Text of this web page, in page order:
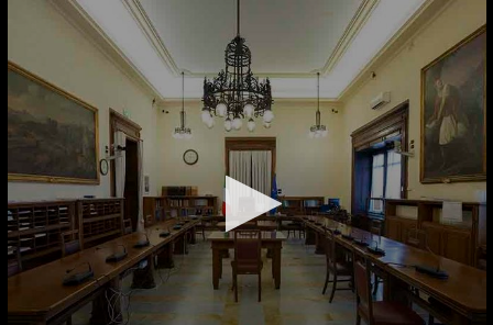
Vai al contenuto principale
WebTV Camera dei Deputati
Vai al menu di navigazione
Contenuto
Fine contenuto
Vai al contenuto principale Vai al menu di navigazione